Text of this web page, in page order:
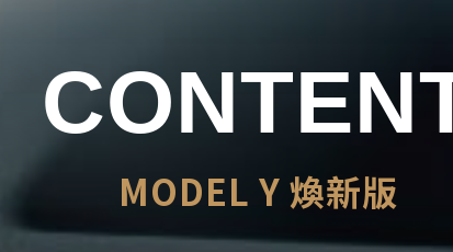
MODEL Y 煥新版